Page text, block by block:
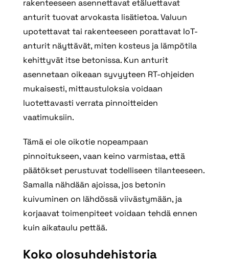
rakenteeseen asennettavat etäluettavat
anturit tuovat arvokasta lisätietoa. Valuun
upotettavat tai rakenteeseen porattavat IoT-
anturit näyttävät, miten kosteus ja lämpötila
kehittyvät itse betonissa. Kun anturit
asennetaan oikeaan syvyyteen RT‑ohjeiden
mukaisesti, mittaustuloksia voidaan
luotettavasti verrata pinnoitteiden
vaatimuksiin.
Tämä ei ole oikotie nopeampaan
pinnoitukseen, vaan keino varmistaa, että
päätökset perustuvat todelliseen tilanteeseen.
Samalla nähdään ajoissa, jos betonin
kuivuminen on lähdössä viivästymään, ja
korjaavat toimenpiteet voidaan tehdä ennen
kuin aikataulu pettää.
Koko olosuhdehistoria